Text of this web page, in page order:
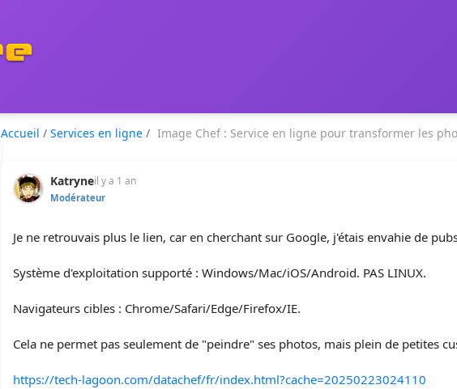
Accueil / Services en ligne / Image Chef : Service en ligne pour transformer les
Katryneil y a 1 an
Modérateur
Je ne retrouvais plus le lien, car en cherchant sur Google, j'étais envahie de
Système d'exploitation supporté : Windows/Mac/iOS/Android. PAS LINUX.
Navigateurs cibles : Chrome/Safari/Edge/Firefox/IE.
Cela ne permet pas seulement de "peindre" ses photos, mais plein de petites
https://tech-lagoon.com/datachef/fr/index.html?cache=20250223024110